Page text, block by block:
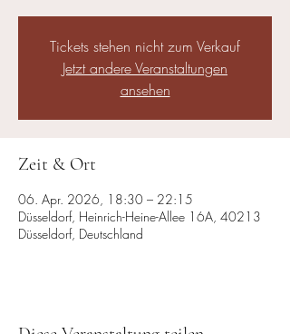
Tickets stehen nicht zum Verkauf
Jetzt andere Veranstaltungen
ansehen
Zeit & Ort
06. Apr. 2026, 18:30 – 22:15
Düsseldorf, Heinrich-Heine-Allee 16A, 40213
Düsseldorf, Deutschland